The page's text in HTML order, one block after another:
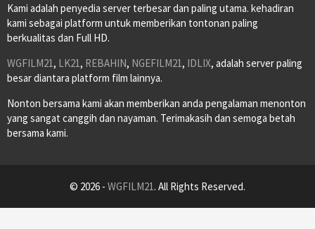
Kami adalah penyedia server terbesar dan paling utama. kehadiran
kami sebagai platform untuk memberikan tontonan paling
berkualitas dan Full HD.
WGFILM21, LK21, REBAHIN, NGEFILM21, IDLIX, adalah server paling
besar diantara platform film lainnya.
Nonton bersama kami akan memberikan anda pengalaman menonton
yang sangat canggih dan nayaman. Terimakasih dan semoga betah
bersama kami.
© 2026 - WGFILM21. All Rights Reserved.